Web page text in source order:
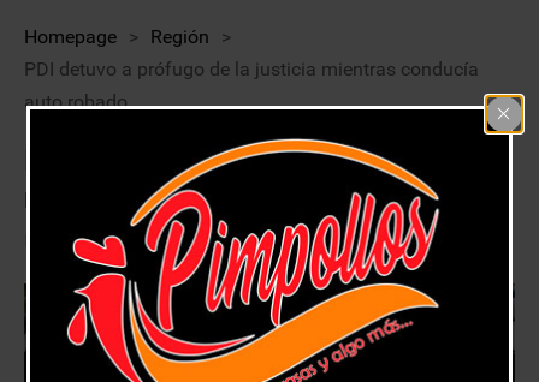
Homepage > Región
>
PDI detuvo a prófugo de la justicia mientras conducía
auto robado
PDI detuvo a prófugo de la justicia
mientras conducía auto robado
28 abril, 2020 Región